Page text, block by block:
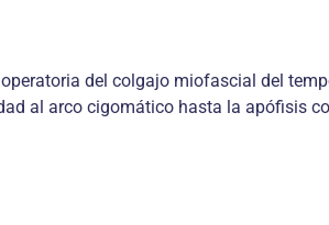
del colgajo miofascial del
al arco cigomático hasta la apófisis